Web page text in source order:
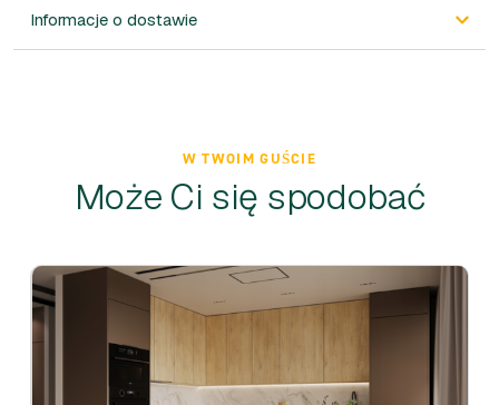
Informacje o dostawie
W TWOIM GUŚCIE
Może Ci się spodobać